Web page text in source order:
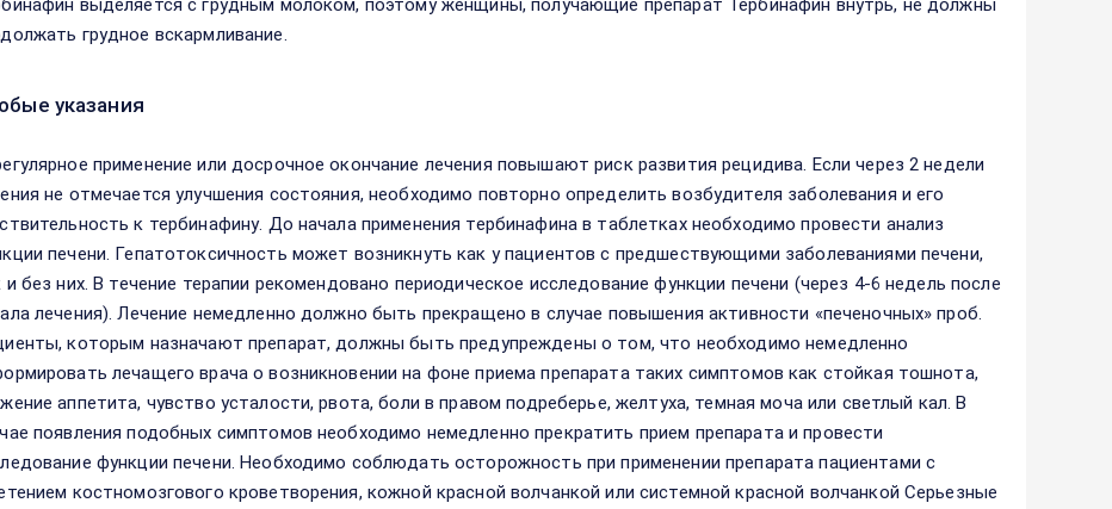
выделяется с грудным молоком, поэтому женщины, получающие препарат Тербинафин внутрь, не должны
грудное вскармливание.
указания
применение или досрочное окончание лечения повышают риск развития рецидива. Если через 2 недели
не отмечается улучшения состояния, необходимо повторно определить возбудителя заболевания и его
к тербинафину. До начала применения тербинафина в таблетках необходимо провести анализ
печени. Гепатотоксичность может возникнуть как у пациентов с предшествующими заболеваниями печени,
и без них. В течение терапии рекомендовано периодическое исследование функции печени (через 4-6 недель после
лечения). Лечение немедленно должно быть прекращено в случае повышения активности «печеночных» проб.
которым назначают препарат, должны быть предупреждены о том, что необходимо немедленно
лечащего врача о возникновении на фоне приема препарата таких симптомов как стойкая тошнота,
аппетита, чувство усталости, рвота, боли в правом подреберье, желтуха, темная моча или светлый кал. В
появления подобных симптомов необходимо немедленно прекратить прием препарата и провести
функции печени. Необходимо соблюдать осторожность при применении препарата пациентами с
костномозгового кроветворения, кожной красной волчанкой или системной красной волчанкой Серьезные